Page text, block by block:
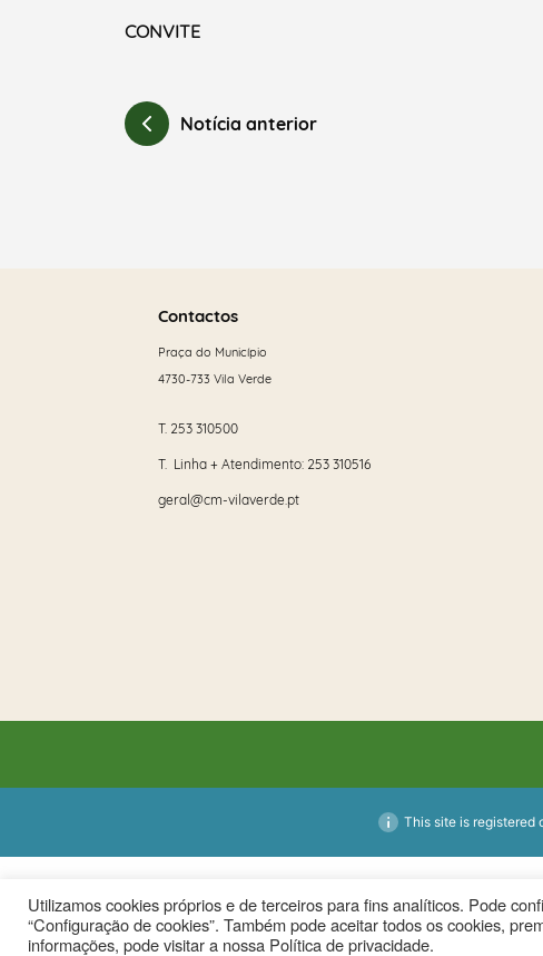
CONVITE
Notícia anterior
Contactos
Praça do Município
4730-733 Vila Verde
T. 253 310500
T. Linha + Atendimento: 253 310516
geral@cm-vilaverde.pt
Utilizamos cookies próprios e de terceiros para fins analíticos. Pode
“Configuração de cookies”. Também pode aceitar todos os cookies,
informações, pode visitar a nossa Política de privacidade.
This site is registered